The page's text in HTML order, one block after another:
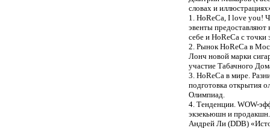
словах и
1. HoReCa, I love you!
эвенты предоставляют
себе и HoReCa с точки
2. Рынок HoReCa в
Лонч новой марки
участие Табачного
3. HoReCa в мире.
подготовка открытия
Олимпиад.
4. Тенденции. WOW-
экзекьюшн и продакшн.
Андрей Ли (DDB)